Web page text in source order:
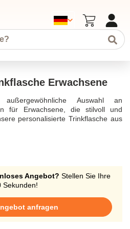
Erwachsene
Auswahl an
für Erwachsene, die stilvoll und
personalisierte Trinkflasche aus
Lösung für Ihren täglichen
Getränke oder warme Getränke,
oder kalt bleiben. Wählen Sie eine
Wasserflasche, um Ihre
für Kinder und Erwachsene, die
Sie können die Flasche ganz
und somit einzigartige
Angebot? Stellen Sie Ihre
Sekunden!
anfragen